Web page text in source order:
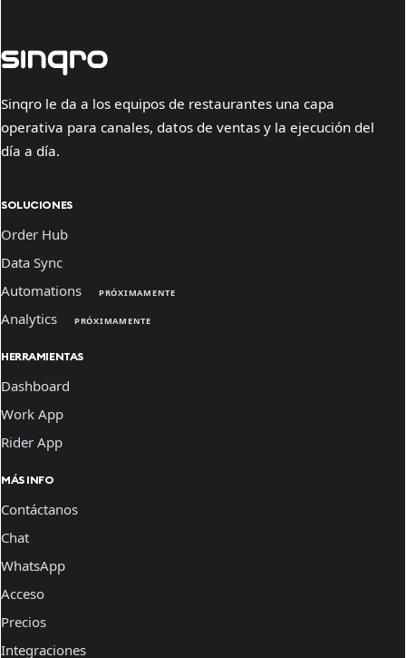
Sinqro le da a los equipos de restaurantes una capa
operativa para canales, datos de ventas y la ejecución del
día a día.
SOLUCIONES
Order Hub
Data Sync
Automations
PRÓXIMAMENTE
Analytics PRÓXIMAMENTE
HERRAMIENTAS
Dashboard
Work App
Rider App
MÁS INFO
Contáctanos
Chat
WhatsApp
Acceso
Precios
Integraciones